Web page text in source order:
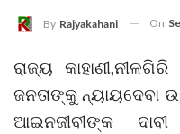
By Rajyakahani On
ରାଜ୍ୟ
ଜନତାଙ୍କୁ ନ୍ୟାୟଦେବା
ଆଇନଜୀବୀଙ୍କ